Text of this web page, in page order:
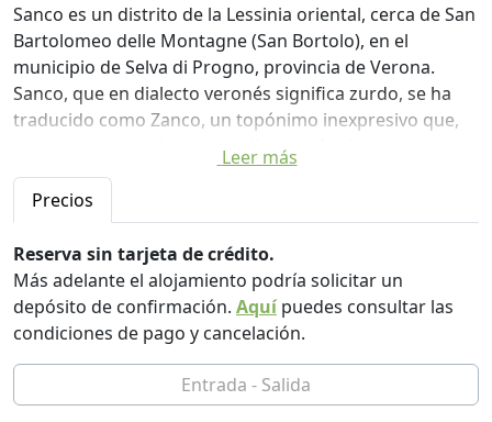
Sanco es un distrito de la Lessinia oriental, cerca de San
Bartolomeo delle Montagne (San Bortolo), en el
municipio de Selva di Progno, provincia de Verona.
Sanco, que en dialecto veronés significa zurdo, se ha
traducido como Zanco, un topónimo inexpresivo que,
como suele ocurrir con la italianización de nombres,
borra una parte importante de la historia del lugar.
Situado a 940 metros sobre el nivel del mar, limita al
este con el Valle de Alpone y el Valle del Chiampo (este
último en la provincia de Vicenza), al norte con las
laderas del macizo de Carega (Monte Lobbia), al oeste
con el Valle de Revolto y el Valle de Illasi, y al sur con la
cresta entre el Valle de Illasi y el Valle de Alpone, en
cuya cima se encuentra Sprea. El distrito consta de una
sola vivienda, ampliamente renovada mediante obras
Leer más
Precios
Reserva sin tarjeta de crédito.
Más adelante el alojamiento podría solicitar un
depósito de confirmación. Aquípuedes consultar las
condiciones de pago y cancelación.